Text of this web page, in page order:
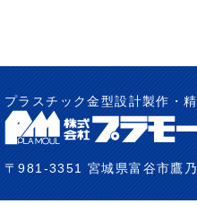
プラスチック金型設計製作・
〒981-3351 宮城県富谷市鷹